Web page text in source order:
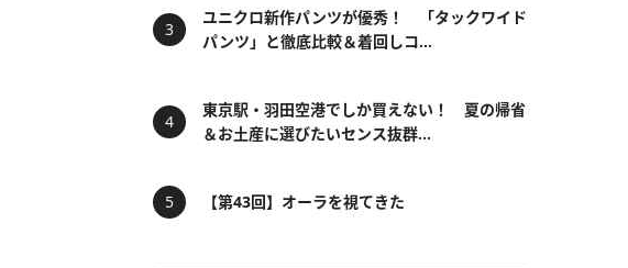
ユニクロ新作パンツが優秀！ 「タックワイド
パンツ」と徹底比較＆着回しコ...
東京駅・羽田空港でしか買えない！ 夏の帰省
＆お土産に選びたいセンス抜群...
【第43回】オーラを視てきた